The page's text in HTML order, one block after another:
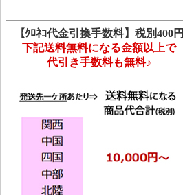
【ｸﾛﾈｺ代金引換手数料】税別400円
下記送料無料になる金額以上で
代引き手数料も無料♪